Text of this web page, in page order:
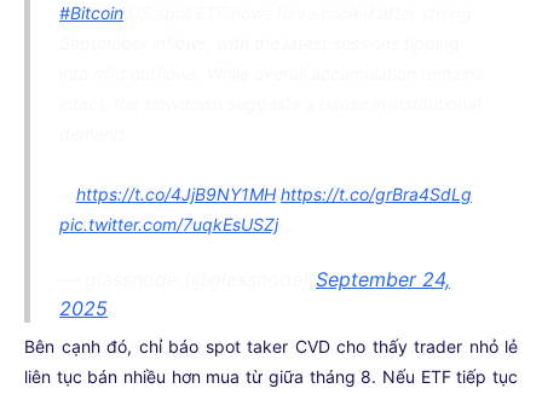
#Bitcoin
https://t.co/4JjB9NY1MH https://t.co/grBra4SdLg
pic.twitter.com/7uqkEsUSZj
September 24,
2025
Bên cạnh đó, chỉ báo spot taker CVD cho thấy trader nhỏ lẻ
liên tục bán nhiều hơn mua từ giữa tháng 8. Nếu ETF tiếp tục